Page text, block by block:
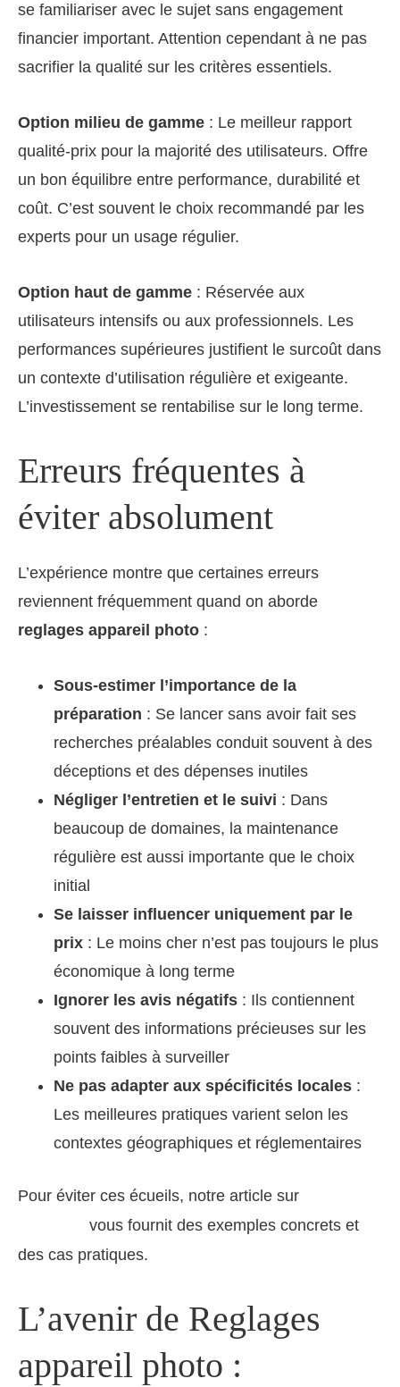
se familiariser avec le sujet sans engagement
financier important. Attention cependant à ne pas
sacrifier la qualité sur les critères essentiels.
Option milieu de gamme : Le meilleur rapport
qualité-prix pour la majorité des utilisateurs. Offre
un bon équilibre entre performance, durabilité et
coût. C’est souvent le choix recommandé par les
experts pour un usage régulier.
Option haut de gamme : Réservée aux
utilisateurs intensifs ou aux professionnels. Les
performances supérieures justifient le surcoût dans
un contexte d’utilisation régulière et exigeante.
L’investissement se rentabilise sur le long terme.
Erreurs fréquentes à
éviter absolument
L’expérience montre que certaines erreurs
reviennent fréquemment quand on aborde
reglages appareil photo :
Sous-estimer l’importance de la
préparation : Se lancer sans avoir fait ses
recherches préalables conduit souvent à des
déceptions et des dépenses inutiles
Négliger l’entretien et le suivi : Dans
beaucoup de domaines, la maintenance
régulière est aussi importante que le choix
initial
Se laisser influencer uniquement par le
prix : Le moins cher n’est pas toujours le plus
économique à long terme
Ignorer les avis négatifs : Ils contiennent
souvent des informations précieuses sur les
points faibles à surveiller
Ne pas adapter aux spécificités locales :
Les meilleures pratiques varient selon les
contextes géographiques et réglementaires
Pour éviter ces écueils, notre article sur
vous fournit des exemples concrets et
des cas pratiques.
L’avenir de Reglages
appareil photo :